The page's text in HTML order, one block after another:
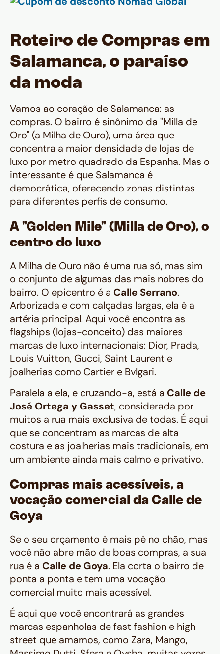
Roteiro de Compras em
Salamanca, o paraíso
da moda
Vamos ao coração de Salamanca: as
compras. O bairro é sinônimo da "Milla de
Oro" (a Milha de Ouro), uma área que
concentra a maior densidade de lojas de
luxo por metro quadrado da Espanha. Mas o
interessante é que Salamanca é
democrática, oferecendo zonas distintas
para diferentes perfis de consumo.
A "Golden Mile" (Milla de Oro), o
centro do luxo
A Milha de Ouro não é uma rua só, mas sim
o conjunto de algumas das mais nobres do
bairro. O epicentro é a Calle Serrano.
Arborizada e com calçadas largas, ela é a
artéria principal. Aqui você encontra as
flagships (lojas-conceito) das maiores
marcas de luxo internacionais: Dior, Prada,
Louis Vuitton, Gucci, Saint Laurent e
joalherias como Cartier e Bvlgari.
Paralela a ela, e cruzando-a, está a Calle de
José Ortega y Gasset, considerada por
muitos a rua mais exclusiva de todas. É aqui
que se concentram as marcas de alta
costura e as joalherias mais tradicionais, em
um ambiente ainda mais calmo e privativo.
Compras mais acessíveis, a
vocação comercial da Calle de
Goya
Se o seu orçamento é mais pé no chão, mas
você não abre mão de boas compras, a sua
rua é a Calle de Goya. Ela corta o bairro de
ponta a ponta e tem uma vocação
comercial muito mais acessível.
É aqui que você encontrará as grandes
marcas espanholas defast fashion e high-
street que amamos, como Zara, Mango,